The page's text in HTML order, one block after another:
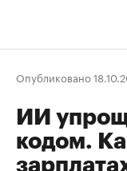
Опубликовано
ИИ
кодом.